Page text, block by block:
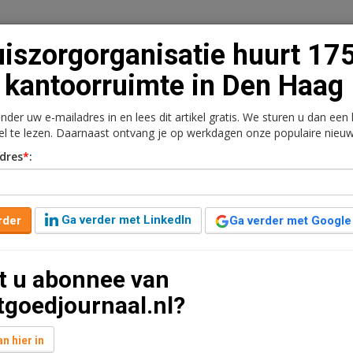
Vacaturebank Contact Abonnementen
175 m2
jaar geleden aangepast 1 minuut leestijd
aan de Regulusweg 11 in Den Haag. Het
huurt
in Den Haag
uw e-mailadres in en lees dit artikel gratis. We sturen u dan een
te lezen. Daarnaast ontvang je op werkdagen onze populaire
*:
Ga verder met LinkedIn Ga verder met Google
u abonnee van
hier in